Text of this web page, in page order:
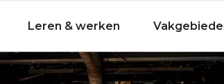
Leren & werken